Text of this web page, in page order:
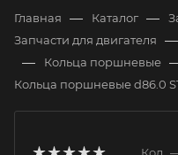
Главная — Каталог —
Запчасти для двигателя —
— Кольца поршневые
Кольца поршневые d86.0